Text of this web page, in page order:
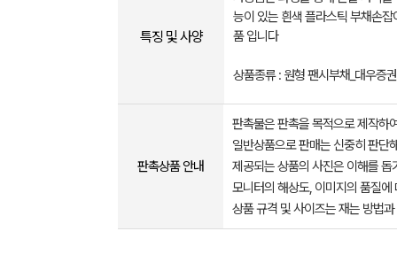
특징 및 사양
능이 있는 흰색 플라스틱 부채손잡
품 입니다
상품종류 : 원형 팬시부채_대우증권
판촉상품 안내
판촉물은 판촉을 목적으로 제작하
일반상품으로 판매는 신중히 판단
제공되는 상품의 사진은 이해를
모니터의 해상도, 이미지의 품질
상품 규격 및 사이즈는 재는 방법